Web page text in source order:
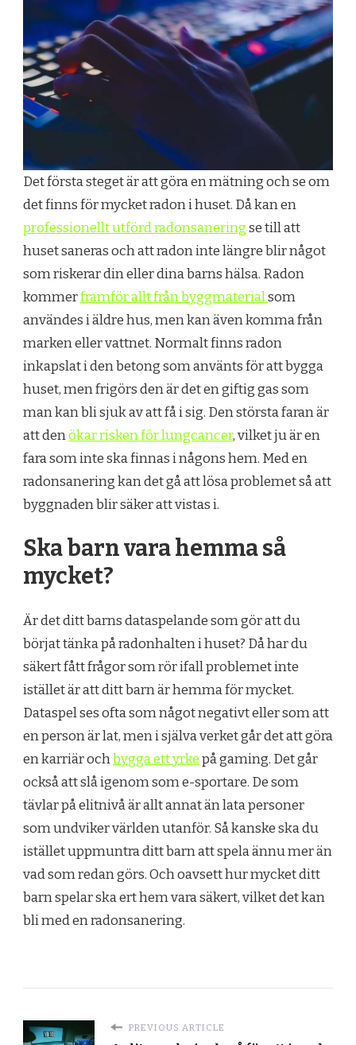
Det första steget är att göra en mätning och se om
det finns för mycket radon i huset. Då kan en
professionellt utförd radonsaneringse till att
huset saneras och att radon inte längre blir något
som riskerar din eller dina barns hälsa. Radon
kommerframför allt från byggmaterialsom
användes i äldre hus, men kan även komma från
marken eller vattnet. Normalt finns radon
inkapslat i den betong som använts för att bygga
huset, men frigörs den är det en giftig gas som
man kan bli sjuk av att få i sig. Den största faran är
att denökar risken för lungcancer, vilket ju är en
fara som inte ska finnas i någons hem. Med en
radonsanering kan det gå att lösa problemet så att
byggnaden blir säker att vistas i.
Ska barn vara hemma så
mycket?
Är det ditt barns dataspelande som gör att du
börjat tänka på radonhalten i huset? Då har du
säkert fått frågor som rör ifall problemet inte
istället är att ditt barn är hemma för mycket.
Dataspel ses ofta som något negativt eller som att
en person är lat, men i själva verket går det att göra
en karriär ochbygga ett yrkepå gaming. Det går
också att slå igenom som e-sportare. De som
tävlar på elitnivå är allt annat än lata personer
som undviker världen utanför. Så kanske ska du
istället uppmuntra ditt barn att spela ännu mer än
vad som redan görs. Och oavsett hur mycket ditt
barn spelar ska ert hem vara säkert, vilket det kan
bli med en radonsanering.
PREVIOUS ARTICLE